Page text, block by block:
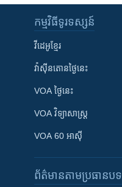
កម្មវិធី​ទូរទស្សន៍
វីដេអូ​ខ្មែរ
វ៉ាស៊ីនតោន​ថ្ងៃ​នេះ
VOA ថ្ងៃនេះ
VOA ​វិទ្យាសាស្ត្រ
VOA 60 អាស៊ី
ព័ត៌មាន​តាមប្រធានបទ​